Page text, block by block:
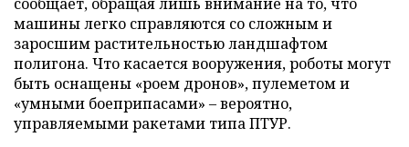
машины легко справляются со сложным и
заросшим растительностью ландшафтом
полигона. Что касается вооружения, роботы могут
быть оснащены «роем дронов», пулеметом и
«умными боеприпасами» – вероятно,
управляемыми ракетами типа ПТУР.